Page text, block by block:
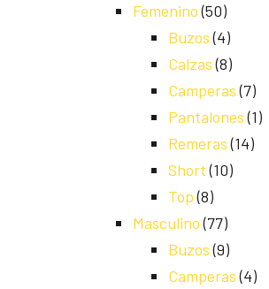
Femenino (50)
Buzos (4)
Calzas (8)
Camperas (7)
Pantalones (1)
Remeras (14)
Short (10)
Top (8)
Masculino (77)
Buzos (9)
Camperas (4)